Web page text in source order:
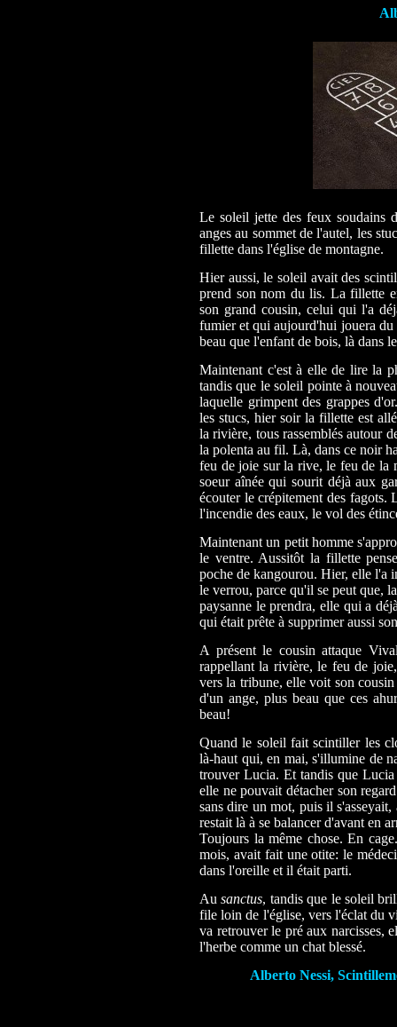
Le soleil jette des feux soudains
anges au sommet de l'autel, les
fillette dans l'église de montagne.
Hier aussi, le soleil avait des
prend son nom du lis. La fillette
son grand cousin, celui qui l'a
fumier et qui aujourd'hui jouera
beau que l'enfant de bois, là dans
Maintenant c'est à elle de lire la
tandis que le soleil pointe à
laquelle grimpent des grappes
les stucs, hier soir la fillette est
la rivière, tous rassemblés autour
la polenta au fil. Là, dans ce noir
feu de joie sur la rive, le feu de la
soeur aînée qui sourit déjà aux
écouter le crépitement des fagots.
l'incendie des eaux, le vol des
Maintenant un petit homme
le ventre. Aussitôt la fillette
poche de kangourou. Hier, elle l'a
le verrou, parce qu'il se peut que,
paysanne le prendra, elle qui a
qui était prête à supprimer aussi
A présent le cousin attaque
rappellant la rivière, le feu de
vers la tribune, elle voit son
d'un ange, plus beau que ces
beau!
Quand le soleil fait scintiller les
là-haut qui, en mai, s'illumine de
trouver Lucia. Et tandis que
elle ne pouvait détacher son
sans dire un mot, puis il
restait là à se balancer d'avant en
Toujours la même chose. En
mois, avait fait une otite: le
dans l'oreille et il était parti.
Ausanctus, tandis que le soleil
file loin de l'église, vers l'éclat du
va retrouver le pré aux narcisses,
l'herbe comme un chat blessé.
Alberto Nessi,